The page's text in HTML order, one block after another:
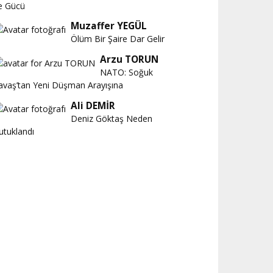
Gücü
Muzaffer YEGÜL
Ölüm Bir Şaire Dar Gelir
Arzu TORUN
NATO: Soğuk
Yeni Düşman Arayışına
Ali DEMİR
Deniz Göktaş Neden